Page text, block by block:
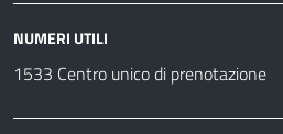
NUMERI UTILI
1533 Centro unico di prenotazione